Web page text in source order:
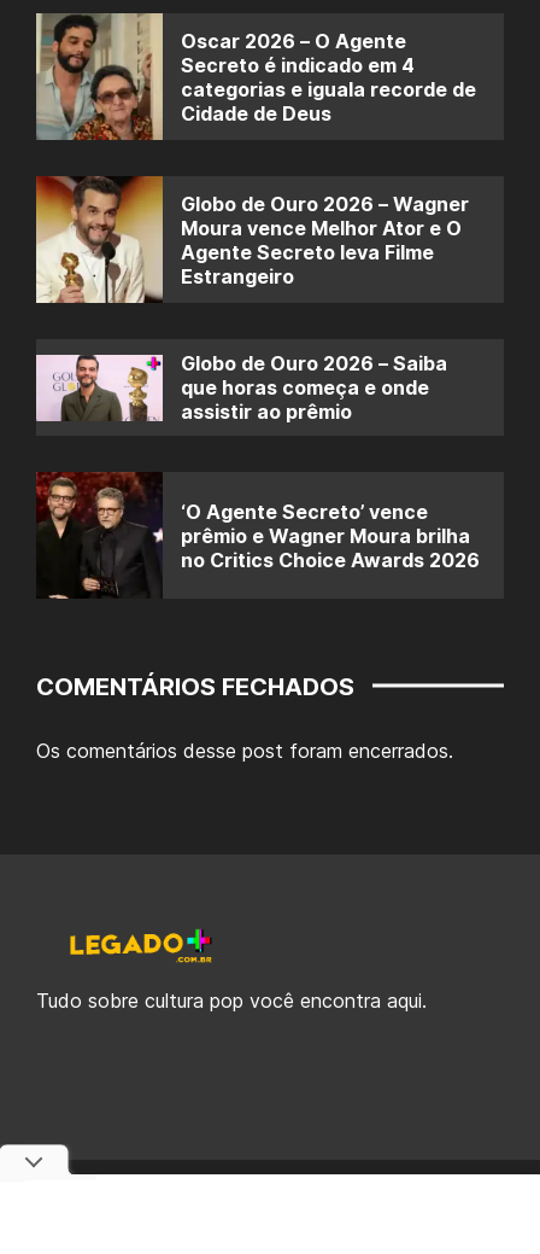
Oscar 2026 – O Agente
Secreto é indicado em 4
categorias e iguala recorde de
Cidade de Deus
Globo de Ouro 2026 – Wagner
Moura vence Melhor Ator e O
Agente Secreto leva Filme
Estrangeiro
Globo de Ouro 2026 – Saiba
que horas começa e onde
assistir ao prêmio
‘O Agente Secreto’ vence
prêmio e Wagner Moura brilha
no Critics Choice Awards 2026
COMENTÁRIOS FECHADOS
Os comentários desse post foram encerrados.
Tudo sobre cultura pop você encontra aqui.